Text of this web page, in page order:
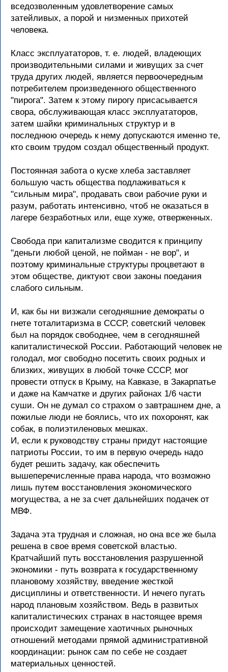
вседозволенным удовлетворение самых
затейливых, а порой и низменных прихотей
человека.
Класс эксплуататоров, т. е. людей, владеющих
производительными силами и живущих за счет
труда других людей, является первоочередным
потребителем произведенного общественного
"пирога". Затем к этому пирогу присасывается
свора, обслуживающая класс эксплуататоров,
затем шайки криминальных структур и в
последнюю очередь к нему допускаются именно те,
кто своим трудом создал общественный продукт.
Постоянная забота о куске хлеба заставляет
большую часть общества подлаживаться к
"сильным мира", продавать свои рабочие руки и
разум, работать интенсивно, чтоб не оказаться в
лагере безработных или, еще хуже, отверженных.
Свобода при капитализме сводится к принципу
"деньги любой ценой, не пойман - не вор", и
поэтому криминальные структуры процветают в
этом обществе, диктуют свои законы поедания
слабого сильным.
И, как бы ни визжали сегодняшние демократы о
гнете тоталитаризма в СССР, советский человек
был на порядок свободнее, чем в сегодняшней
капиталистической России. Работающий человек не
голодал, мог свободно посетить своих родных и
близких, живущих в любой точке СССР, мог
провести отпуск в Крыму, на Кавказе, в Закарпатье
и даже на Камчатке и других районах 1/6 части
суши. Он не думал со страхом о завтрашнем дне, а
пожилые люди не боялись, что их похоронят, как
собак, в полиэтиленовых мешках.
И, если к руководству страны придут настоящие
патриоты России, то им в первую очередь надо
будет решить задачу, как обеспечить
вышеперечисленные права народа, что возможно
лишь путем восстановления экономического
могущества, а не за счет дальнейших подачек от
МВФ.
Задача эта трудная и сложная, но она все же была
решена в свое время советской властью.
Кратчайший путь восстановления разрушенной
экономики - путь возврата к государственному
плановому хозяйству, введение жесткой
дисциплины и ответственности. И нечего пугать
народ плановым хозяйством. Ведь в развитых
капиталистических странах в настоящее время
происходит замещение хаотичных рыночных
отношений методами прямой административной
координации: рынок сам по себе не создает
материальных ценностей.